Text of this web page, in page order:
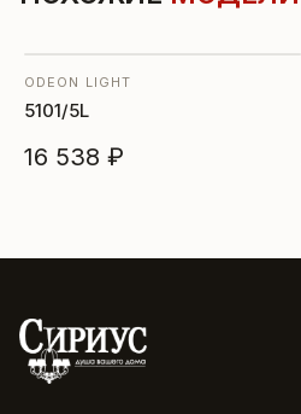
ODEON LIGHT
5101/5L
16 538 ₽